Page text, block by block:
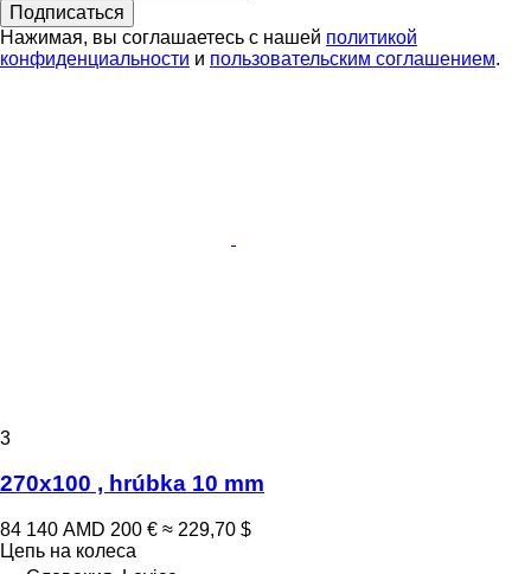
Подписаться
Нажимая, вы соглашаетесь с нашей политикой
конфиденциальности и пользовательским соглашением.
3
270x100 , hrúbka 10 mm
84 140 AMD 200 € ≈ 229,70 $
Цепь на колеса